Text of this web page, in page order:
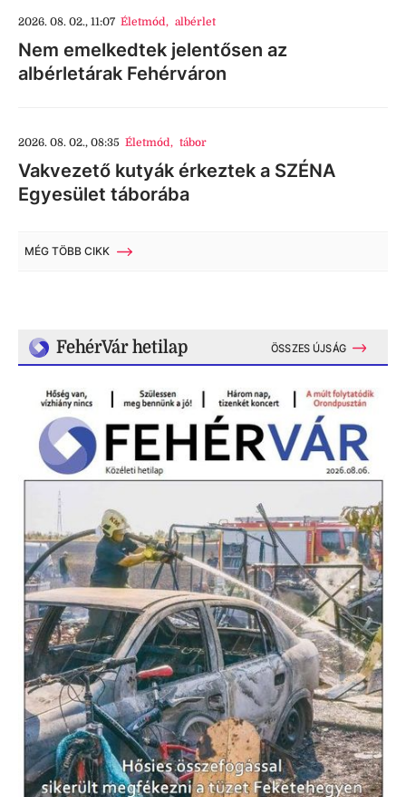
2026. 08. 02., 11:07 Életmód, albérlet
Nem emelkedtek jelentősen az
albérletárak Fehérváron
2026. 08. 02., 08:35 Életmód, tábor
Vakvezető kutyák érkeztek a SZÉNA
Egyesület táborába
MÉG TÖBB CIKK
FehérVár hetilap ÖSSZES ÚJSÁG